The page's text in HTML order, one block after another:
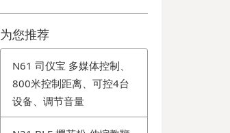
为您推荐
N61 司仪宝 多媒体控制、
800米控制距离、可控4台
设备、调节音量